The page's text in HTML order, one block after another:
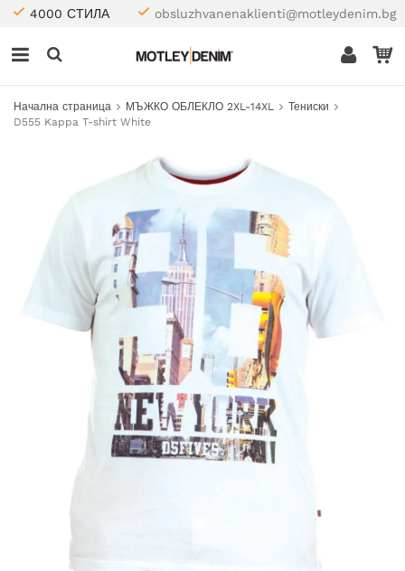
4000 СТИЛА obsluzhvanenaklienti@motleydenim.bg
Начална страница МЪЖКО ОБЛЕКЛО 2XL-14XL
Тениски
D555 Kappa T-shirt White